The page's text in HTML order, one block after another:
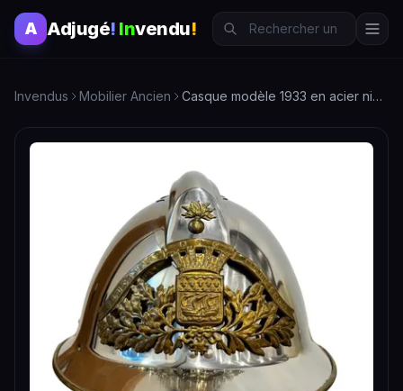
A Adjugé! Invendu!
Invendus Mobilier Ancien Casque modèle 1933 en acier nickelé avec plaque en laiton